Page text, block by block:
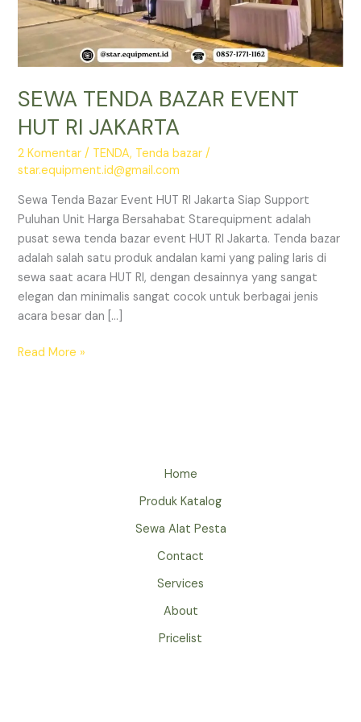
SEWA TENDA BAZAR EVENT
HUT RI JAKARTA
2 Komentar / TENDA, Tenda bazar /
star.equipment.id@gmail.com
Sewa Tenda Bazar Event HUT RI Jakarta Siap Support
Puluhan Unit Harga Bersahabat Starequipment adalah
pusat sewa tenda bazar event HUT RI Jakarta. Tenda bazar
adalah salah satu produk andalan kami yang paling laris di
sewa saat acara HUT RI, dengan desainnya yang sangat
elegan dan minimalis sangat cocok untuk berbagai jenis
acara besar dan […]
SEWA
Read More »
Home
Produk Katalog
Sewa Alat Pesta
Contact
Services
About
Pricelist